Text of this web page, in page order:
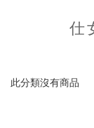
仕
此分類沒有商品